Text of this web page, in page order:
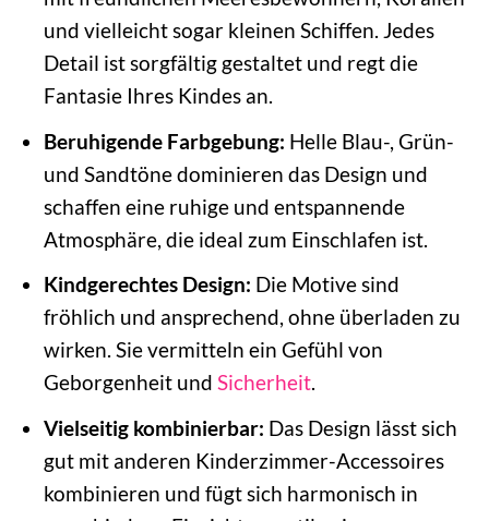
und vielleicht sogar kleinen Schiffen. Jedes
Detail ist sorgfältig gestaltet und regt die
Fantasie Ihres Kindes an.
Beruhigende Farbgebung: Helle Blau-, Grün-
und Sandtöne dominieren das Design und
schaffen eine ruhige und entspannende
Atmosphäre, die ideal zum Einschlafen ist.
Kindgerechtes Design: Die Motive sind
fröhlich und ansprechend, ohne überladen zu
wirken. Sie vermitteln ein Gefühl von
Geborgenheit und Sicherheit.
Vielseitig kombinierbar: Das Design lässt sich
gut mit anderen Kinderzimmer-Accessoires
kombinieren und fügt sich harmonisch in